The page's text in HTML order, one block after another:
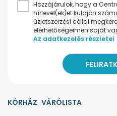
Hozzájárulok, hogy a
hírlevel(ek)et küldjön
üzletszerzési céllal
elérhetőségeimen saját
Az adatkezelés részletei
KÓRHÁZ VÁRÓLISTA